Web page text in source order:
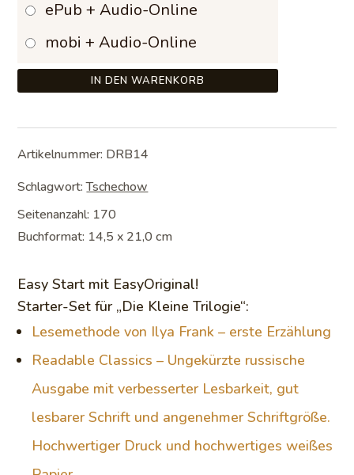
ePub + Audio-Online
mobi + Audio-Online
IN DEN WARENKORB
Artikelnummer: DRB14
Schlagwort:Tschechow
Seitenanzahl: 170
Buchformat: 14,5 x 21,0 cm
Easy Start mit EasyOriginal!
Starter-Set für „Die Kleine Trilogie“:
Lesemethode von Ilya Frank – erste Erzählung
Readable Classics – Ungekürzte russische
Ausgabe mit verbesserter Lesbarkeit, gut
lesbarer Schrift und angenehmer Schriftgröße.
Hochwertiger Druck und hochwertiges weißes